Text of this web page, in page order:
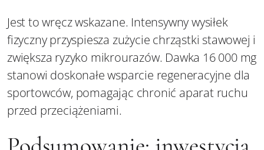
Jest to wręcz wskazane. Intensywny wysiłek
fizyczny przyspiesza zużycie chrząstki stawowej i
zwiększa ryzyko mikrourazów. Dawka 16 000 mg
stanowi doskonałe wsparcie regeneracyjne dla
sportowców, pomagając chronić aparat ruchu
przed przeciążeniami.